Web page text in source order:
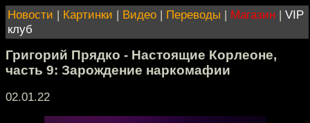
Новости | Картинки | Видео | Переводы | Магазин | VIP
клуб
Григорий Прядко - Настоящие Корлеоне,
часть 9: Зарождение наркомафии
02.01.22